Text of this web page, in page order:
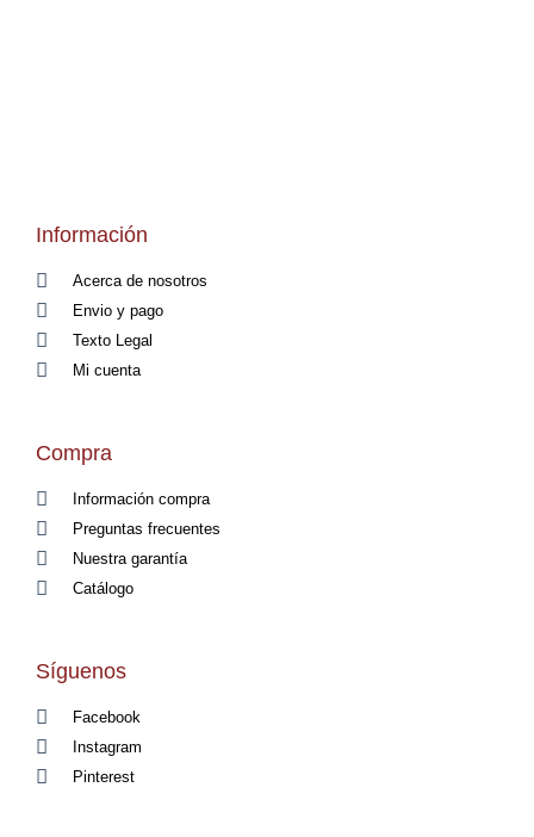
Información
Acerca de nosotros
Envio y pago
Texto Legal
Mi cuenta
Compra
Información compra
Preguntas frecuentes
Nuestra garantía
Catálogo
Síguenos
Facebook
Instagram
Pinterest